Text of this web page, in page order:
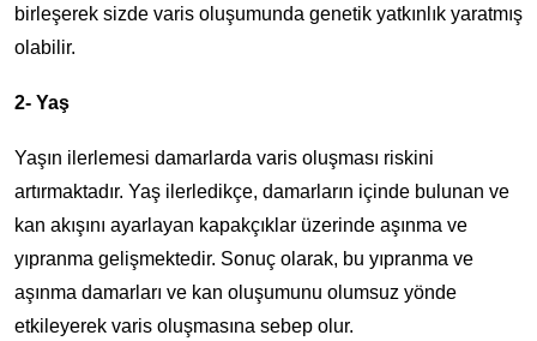
birleşerek sizde varis oluşumunda genetik yatkınlık yaratmış
olabilir.
2- Yaş
Yaşın ilerlemesi damarlarda varis oluşması riskini
artırmaktadır. Yaş ilerledikçe, damarların içinde bulunan ve
kan akışını ayarlayan kapakçıklar üzerinde aşınma ve
yıpranma gelişmektedir. Sonuç olarak, bu yıpranma ve
aşınma damarları ve kan oluşumunu olumsuz yönde
etkileyerek varis oluşmasına sebep olur.